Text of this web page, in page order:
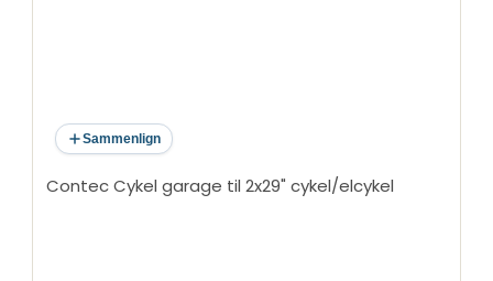
Sammenlign
Contec Cykel garage til 2x29" cykel/elcykel